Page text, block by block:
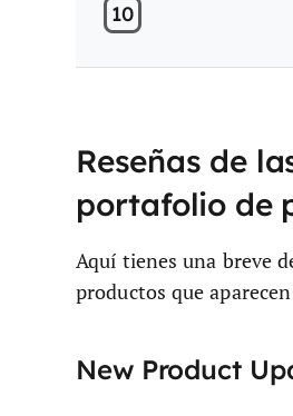
10
Reseñas de
portafolio de
Aquí tienes una breve
productos que
New Product